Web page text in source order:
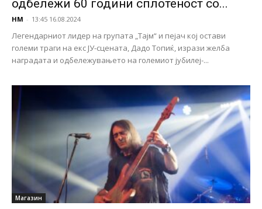
одбележи 60 години сплотеност со...
НМ - 13:45 16.08.2024
Легендарниот лидер на групата „Тајм“ и пејач кој остави
големи траги на екс ЈУ-сцената, Дадо Топиќ, изрази желба
наградата и одбележувањето на големиот јубилеј-...
Магазин